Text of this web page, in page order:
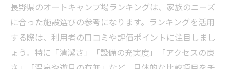
長野県のオートキャンプ場ランキングは、家族のニーズ
に合った施設選びの参考になります。ランキングを活用
する際は、利用者の口コミや評価ポイントに注目しまし
ょう。特に「清潔さ」「設備の充実度」「アクセスの良